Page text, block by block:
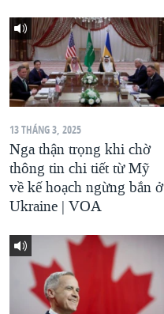
13 THÁNG 3, 2025
Nga thận trọng khi chờ
thông tin chi tiết từ Mỹ
về kế hoạch ngừng bắn ở
Ukraine | VOA